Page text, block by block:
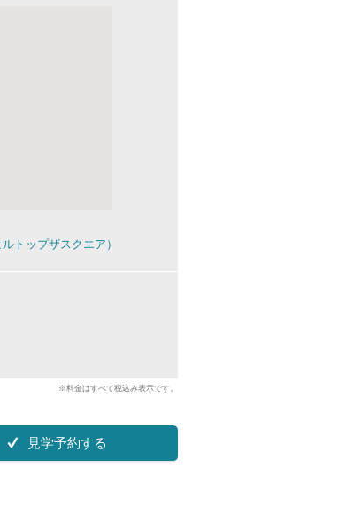
トップザスクエア）
※料金はすべて税込み表示です。
見学予約する